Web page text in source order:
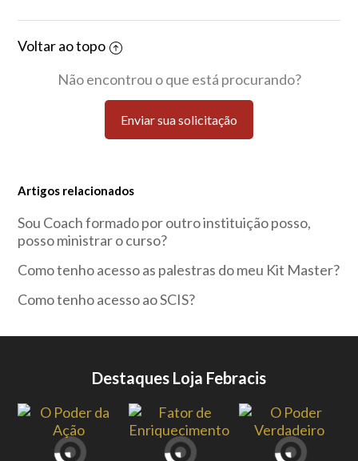
Voltar ao topo
Não encontrou o que está procurando?
Enviar sua solicitação
Artigos relacionados
Sou Coach formado por outro instituição posso,
posso ministrar o curso?
Como tenho acesso as palestras do meu Kit Master?
Como tenho acesso ao SCIS?
Destaques Loja Febracis